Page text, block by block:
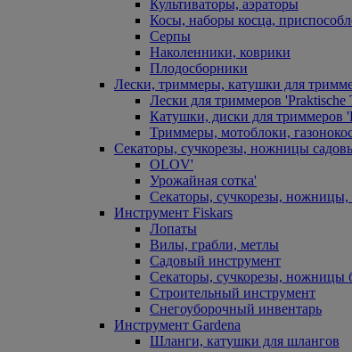
Культиваторы, аэраторы
Косы, наборы косца,
Серпы
Наколенники, коврики
Плодосборники
Лески, триммеры, катушки для
Лески для триммеров 'Praktische
Катушки, диски для триммеров
Триммеры, мотоблоки,
Секаторы, сучкорезы, ножницы
OLOV'
Урожайная сотка'
Секаторы, сучкорезы,
Инструмент Fiskars
Лопаты
Вилы, грабли, метлы
Садовый инструмент
Секаторы, сучкорезы,
Строительный инструмент
Снегоуборочный инвентарь
Инструмент Gardena
Шланги, катушки для шлангов